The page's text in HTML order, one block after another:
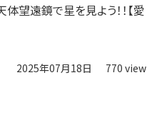
望遠鏡で星を見よう！！【愛
2025年07月18日 770 view